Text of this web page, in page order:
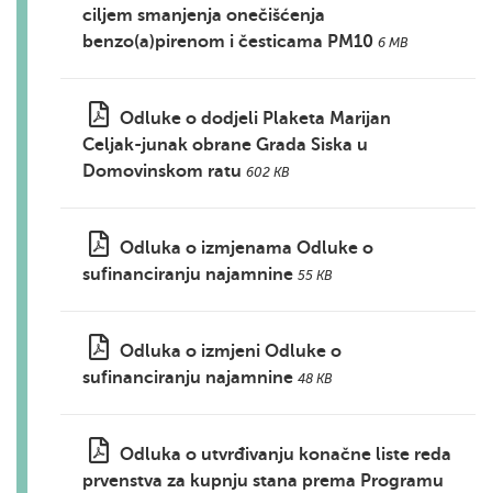
ciljem smanjenja onečišćenja
benzo(a)pirenom i česticama PM10 6 MB
Odluke o dodjeli Plaketa Marijan
Celjak-junak obrane Grada Siska u
Domovinskom ratu 602 KB
Odluka o izmjenama Odluke o
sufinanciranju najamnine 55 KB
Odluka o izmjeni Odluke o
sufinanciranju najamnine 48 KB
Odluka o utvrđivanju konačne liste reda
prvenstva za kupnju stana prema Programu